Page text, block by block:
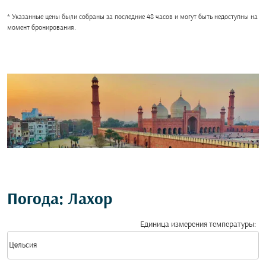
* Указанные цены были собраны за последние 48 часов и могут быть недоступны на
момент бронирования.
Погода: Лахор
Единица измерения температуры:
Цельсия
keyboard_arrow_down